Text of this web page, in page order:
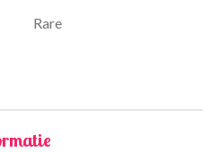
Rare